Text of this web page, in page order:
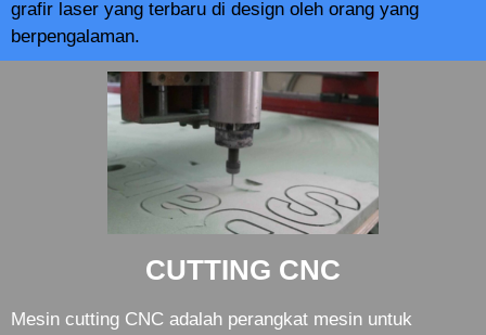
grafir laser yang terbaru di design oleh orang yang
berpengalaman.
CUTTING CNC
Mesin cutting CNC adalah perangkat mesin untuk